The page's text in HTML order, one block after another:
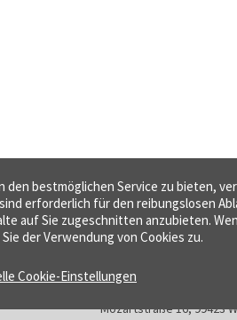
f:data GmbH
Mozartstraße 16, 99423
den bestmöglichen Service zu bieten,
erforderlich für den reibungslosen
auf Sie zugeschnitten anzubieten.
der Verwendung von Cookies zu.
Cookie-Einstellungen